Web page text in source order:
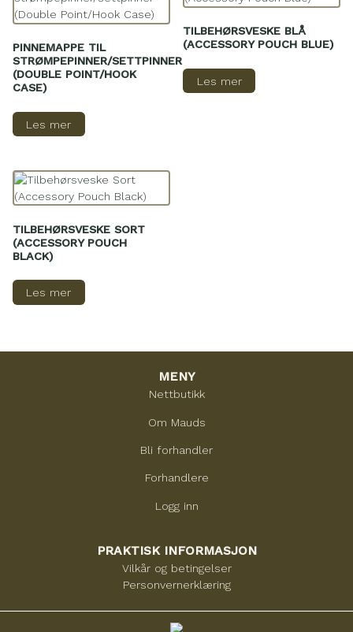
PINNEMAPPE TIL
STRØMPEPINNER/SETTPINNER
(DOUBLE POINT/HOOK
CASE)
Les mer
TILBEHØRSVESKE BLÅ
(ACCESSORY POUCH BLUE)
Les mer
TILBEHØRSVESKE SORT
(ACCESSORY POUCH
BLACK)
Les mer
MENY
Nettbutikk
Om Mauds
Bli forhandler
Forhandlere
Logg inn
PRAKTISK INFORMASJON
Vilkår og betingelser
Personvernerklæring